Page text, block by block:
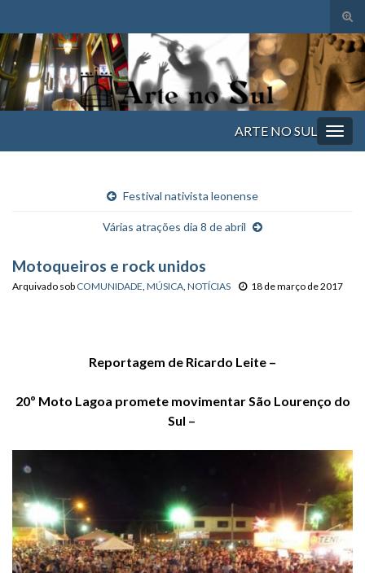
de
Search for:
ARTE NO SUL
Festival nativista leonense
Várias atrações dia 8 de abril
Motoqueiros e rock unidos
Arquivado sob COMUNIDADE MÚSICA NOTÍCIAS 18 de março de 2017
Reportagem de Ricardo Leite –
20º Moto Lagoa promete movimentar São Lourenço do
Sul –